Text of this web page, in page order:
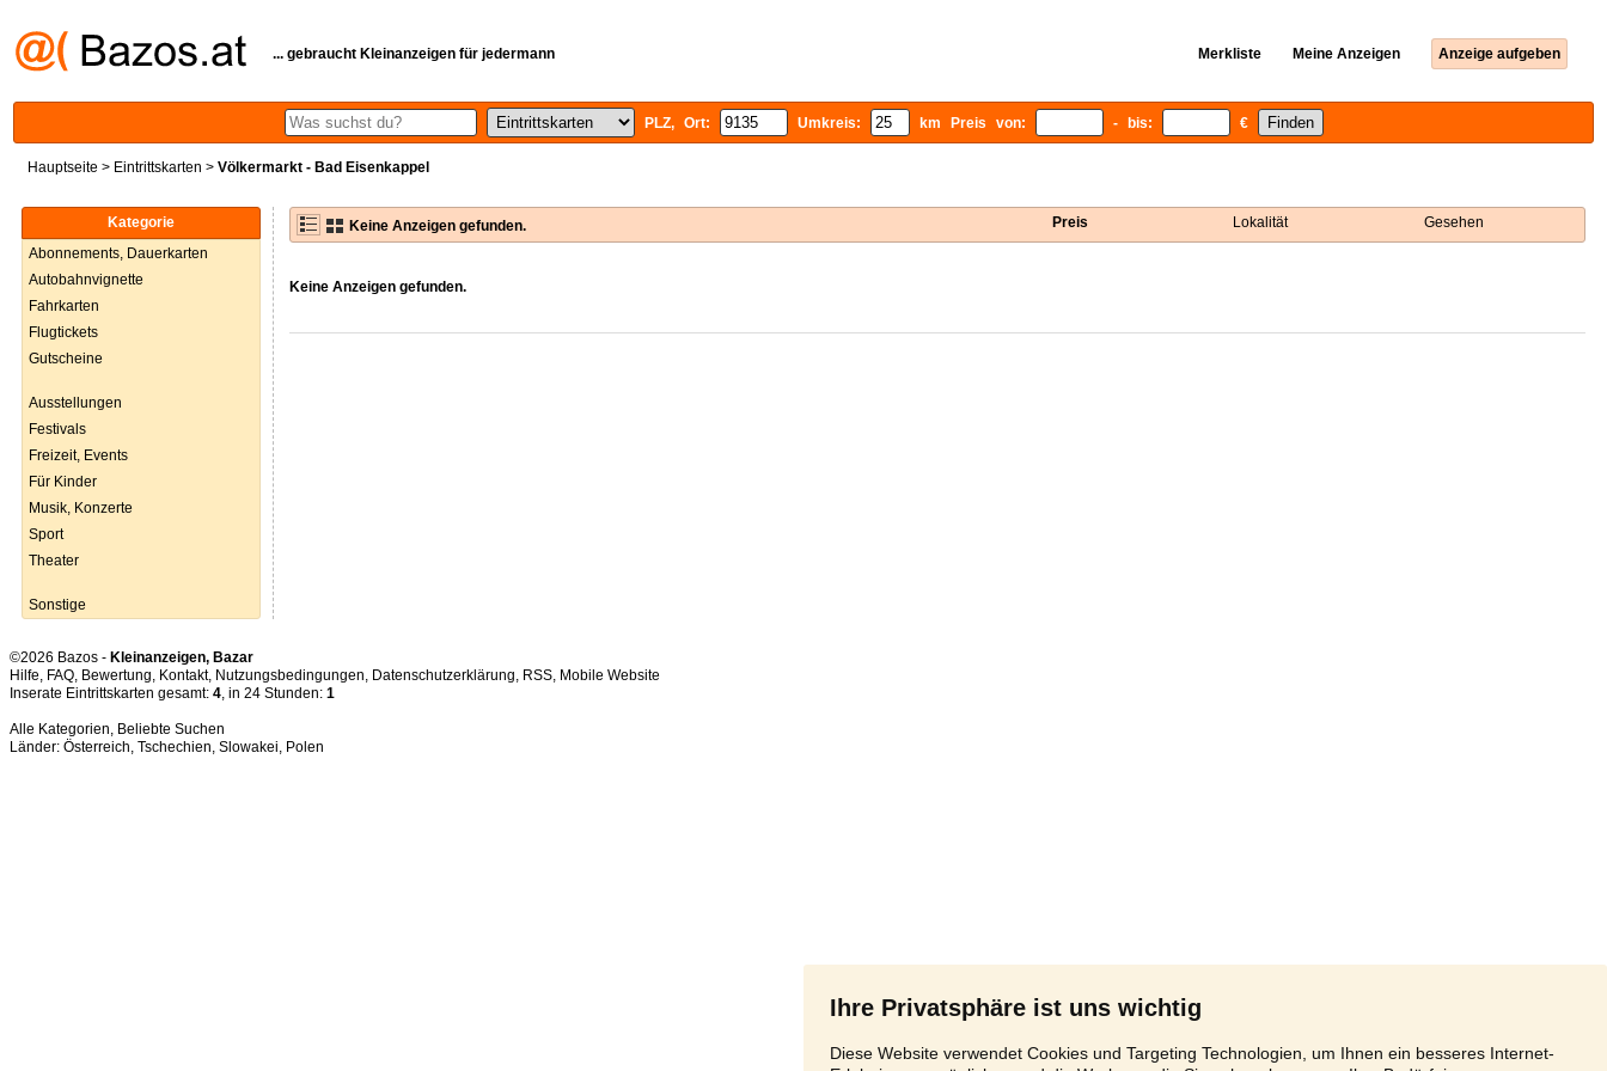
Ihre Privatsphäre ist uns wichtig
Diese Website verwendet Cookies und Targeting Technologien, um Ihnen ein besseres Internet-
... gebraucht Kleinanzeigen für jedermann Merkliste Meine Anzeigen Anzeige aufgeben
PLZ, Ort: Umkreis: km Preis von: - bis: €
Hauptseite > Eintrittskarten > Völkermarkt - Bad Eisenkappel
Kategorie
Abonnements, Dauerkarten
Autobahnvignette
Fahrkarten
Flugtickets
Gutscheine
Ausstellungen
Festivals
Freizeit, Events
Für Kinder
Musik, Konzerte
Sport
Theater
Sonstige
Keine Anzeigen gefunden. Preis Lokalität Gesehen
Keine Anzeigen gefunden.
©2026 Bazos - Kleinanzeigen, Bazar
Hilfe, FAQ, Bewertung, Kontakt, Nutzungsbedingungen, Datenschutzerklärung, RSS,
Inserate Eintrittskarten gesamt: 4, in 24 Stunden: 1
Alle Kategorien, Beliebte Suchen
Länder: Österreich, Tschechien, Slowakei, Polen